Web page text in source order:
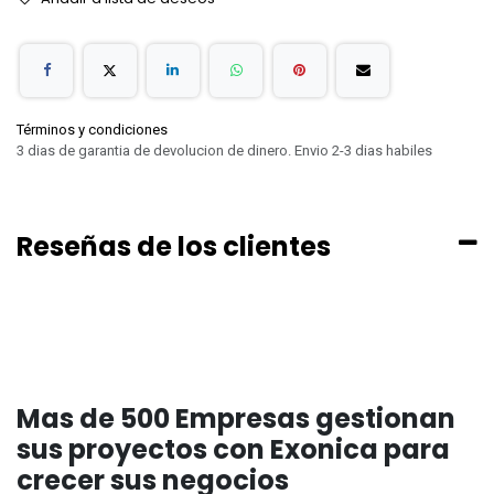
Términos y condiciones
3 dias de garantia de devolucion de dinero. Envio 2-3 dias habiles
Reseñas de los clientes
Mas de 500 Empresas gestionan
sus proyectos con Exonica para
crecer sus negocios